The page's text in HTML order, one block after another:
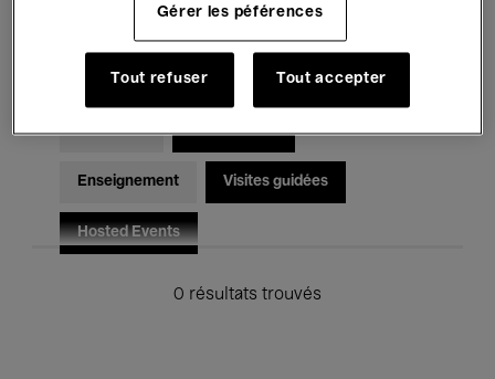
Musique électronique
Pour tous Kids’ Palace
Enseignement Visites guidées
Hosted Events
0 résultats trouvés
Gérer les péférences
Tout refuser Tout accepter